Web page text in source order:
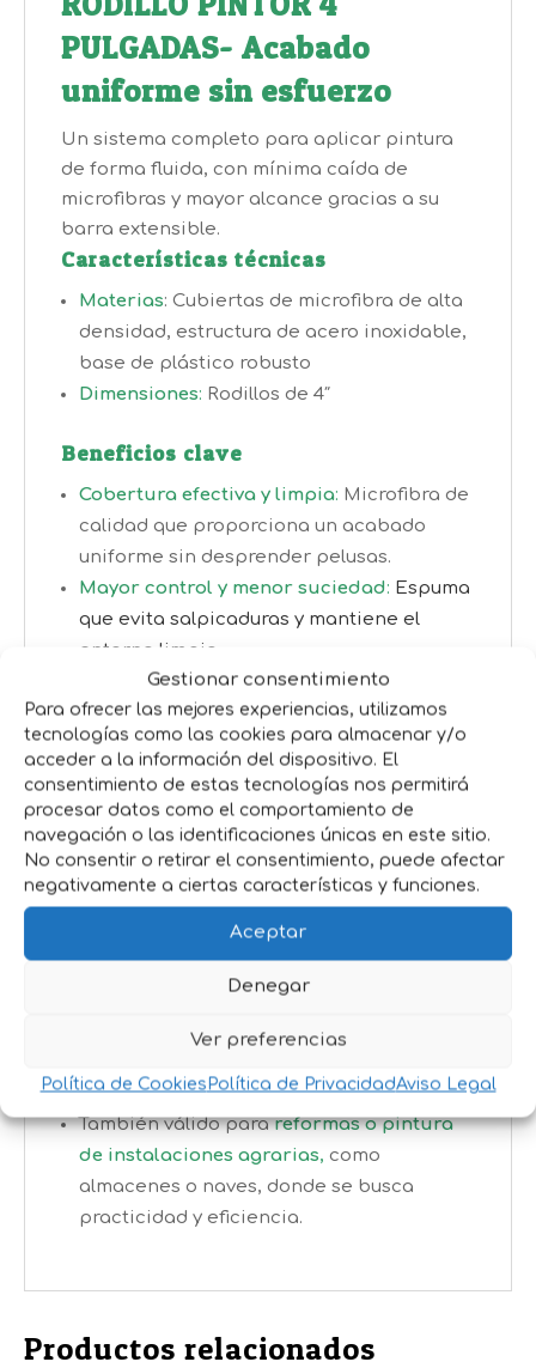
Gestionar consentimiento
Para ofrecer las mejores experiencias, utilizamos
tecnologías como las cookies para almacenar y/o
acceder a la información del dispositivo. El
consentimiento de estas tecnologías nos permitirá
procesar datos como el comportamiento de
navegación o las identificaciones únicas en este sitio.
No consentir o retirar el consentimiento, puede afectar
negativamente a ciertas características y funciones.
Aceptar
Denegar
Ver preferencias
Política de Cookies Política de PrivacidadAviso Legal
PULGADAS- Acabado
uniforme sin esfuerzo
Un sistema completo para aplicar pintura
de forma fluida, con mínima caída de
microfibras y mayor alcance gracias a su
barra extensible.
Características técnicas
Materias: Cubiertas de microfibra de alta
densidad, estructura de acero inoxidable,
base de plástico robusto
Dimensiones: Rodillos de 4″
Beneficios clave
Cobertura efectiva y limpia: Microfibra de
calidad que proporciona un acabado
uniforme sin desprender pelusas.
Mayor control y menor suciedad: Espuma
que evita salpicaduras y mantiene el
entorno limpio.
Estructura robusta y duradera:
Resistente que mejora la estabilidad del
rodillo
Aplicaciones recomendadas
Ideal para áreas de trabajo donde se
requieren acabados limpios, por ejemplo
enzonas de preparación de alimentos
para mascotas o instalaciones
mantenerse libres de residuos.
clínicas veterinarias y salas
comprometer higiene.
También válido para reformas o pintura
de instalaciones agrarias, como
almacenes o naves, donde se busca
practicidad y eficiencia.
Productos relacionados